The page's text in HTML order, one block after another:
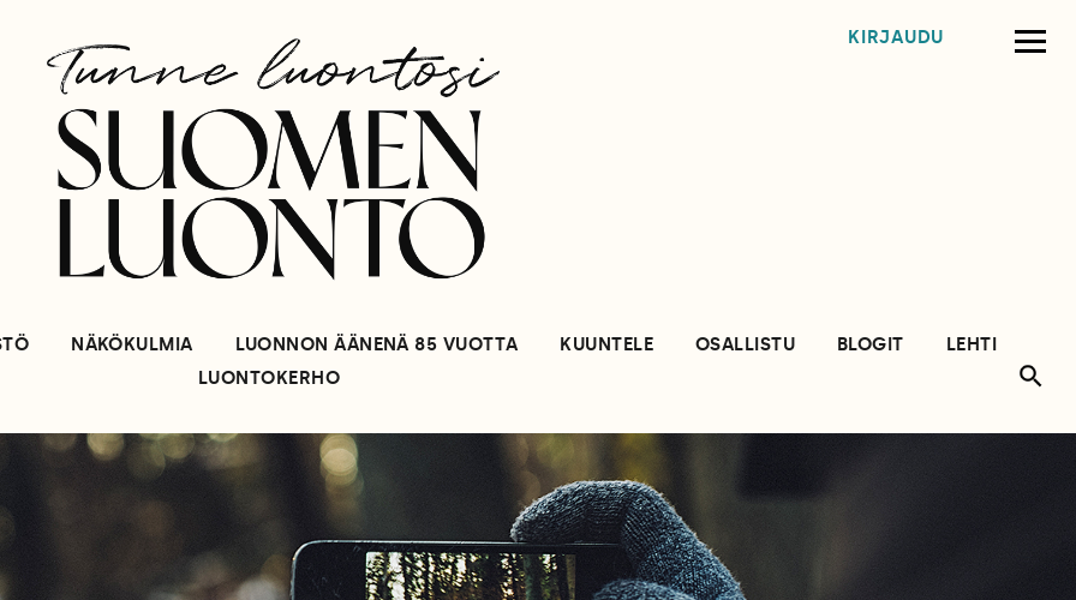
KIRJAUDU
NÄKÖKULMIA LUONNON ÄÄNENÄ 85 VUOTTA KUUNTELE OSALLISTU BLOGIT
LEHTI
LUONTOKERHO